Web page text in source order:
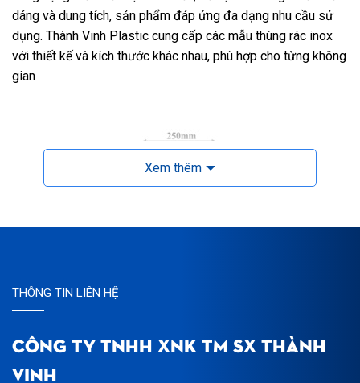
dáng và dung tích, sản phẩm đáp ứng đa dạng nhu cầu sử
dụng. Thành Vinh Plastic cung cấp các mẫu thùng rác inox
với thiết kế và kích thước khác nhau, phù hợp cho từng không
gian
Xem thêm
THÔNG TIN LIÊN HỆ
CÔNG TY TNHH XNK TM SX THÀNH
VINH